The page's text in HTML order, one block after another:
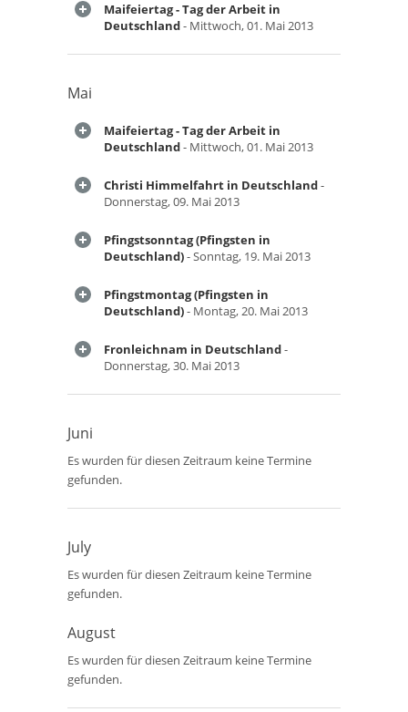
Maifeiertag - Tag der Arbeit in
Deutschland- Mittwoch, 01. Mai 2013
Mai
Maifeiertag - Tag der Arbeit in
Deutschland- Mittwoch, 01. Mai 2013
Christi Himmelfahrt in Deutschland-
Donnerstag, 09. Mai 2013
Pfingstsonntag (Pfingsten in
Deutschland)- Sonntag, 19. Mai 2013
Pfingstmontag (Pfingsten in
Deutschland)- Montag, 20. Mai 2013
Fronleichnam in Deutschland-
Donnerstag, 30. Mai 2013
Juni
Es wurden für diesen Zeitraum keine Termine
gefunden.
July
Es wurden für diesen Zeitraum keine Termine
gefunden.
August
Es wurden für diesen Zeitraum keine Termine
gefunden.